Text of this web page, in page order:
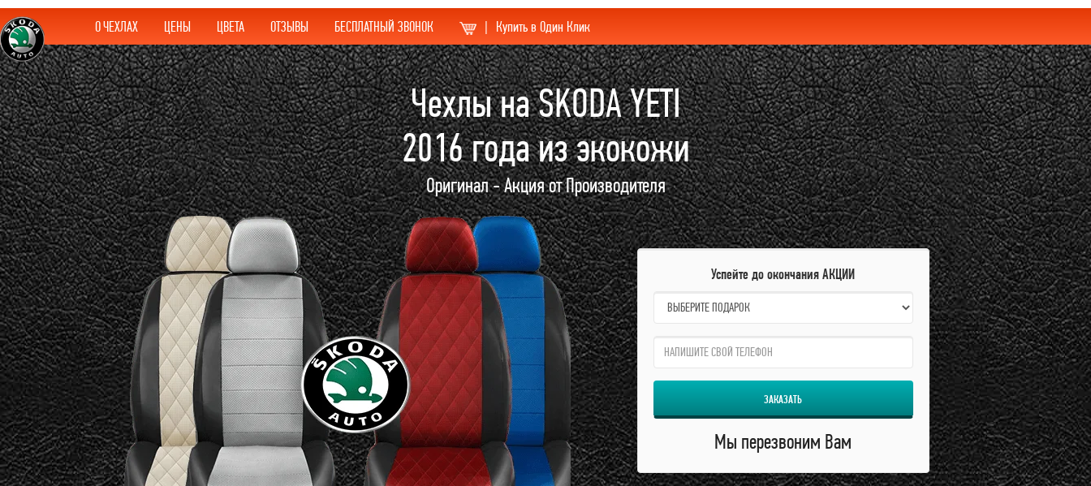
О ЧЕХЛАХ ЦЕНЫ ЦВЕТА ОТЗЫВЫ БЕСПЛАТНЫЙ ЗВОНОК | Купить в Один Клик
Чехлы на SKODA YETI
2016 года из экокожи
Оригинал - Акция от Производителя
Успейте до окончания АКЦИИ
name:
qzw:
ЗАКАЗАТЬ
Мы перезвоним Вам